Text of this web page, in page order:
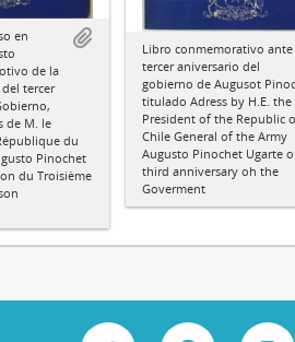
en
de la
tercer
de M. le
du
Pinochet
du Troisième
Libro conmemorativo ante
tercer aniversario del
gobierno de Augusot
titulado Adress by H.E. the
President of the Republic
Chile General of the Army
Augusto Pinochet Ugarte
third anniversary oh the
Goverment